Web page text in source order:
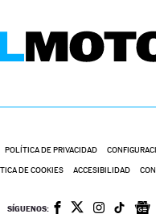
POLÍTICA DE PRIVACIDAD
DE COOKIES ACCESIBILIDAD
SÍGUENOS: